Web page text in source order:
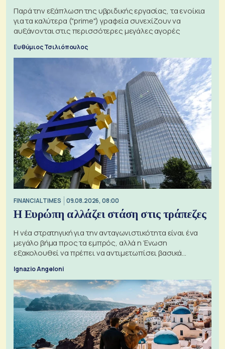
Παρά την εξάπλωση της υβριδικής εργασίας, τα ενοίκια
για τα καλύτερα ("prime") γραφεία συνεχίζουν να
αυξάνονται στις περισσότερες μεγάλες αγορές
Ευθύμιος Τσιλιόπουλος
FINANCIAL TIMES 09.08.2026, 08:00
Η Ευρώπη αλλάζει στάση στις τράπεζες
Η νέα στρατηγική για την ανταγωνιστικότητα είναι ένα
μεγάλο βήμα προς τα εμπρός, αλλά η Ένωση
εξακολουθεί να πρέπει να αντιμετωπίσει βασικά
Ignazio Angeloni